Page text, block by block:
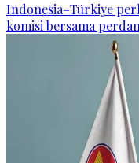
Indonesia–Türkiye
komisi bersama